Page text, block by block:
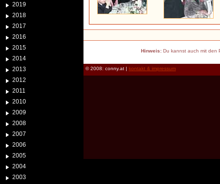
2019
2018
2017
2016
2015
2014
2013
2012
2011
2010
2009
2008
2007
2006
2005
2004
2003
Hinweis:Du kannst auch mit den
© 2008: conny.at | kontakt & impressum